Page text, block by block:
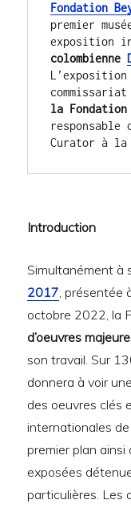
Fondation
premier
colombienne
commissariat
la Fondation
Curator à la
Introduction
Simultanément à
2017, présentée
octobre 2022, la
d’oeuvres
son travail. Sur
donnera à voir
des oeuvres clés
internationales de
premier plan
exposées
particulières. Les